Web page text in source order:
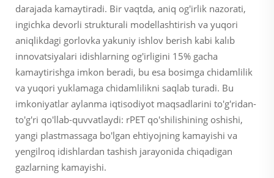
darajada kamaytiradi. Bir vaqtda, aniq og'irlik nazorati,
ingichka devorli strukturali modellashtirish va yuqori
aniqlikdagi gorlovka yakuniy ishlov berish kabi kalıb
innovatsiyalari idishlarning og'irligini 15% gacha
kamaytirishga imkon beradi, bu esa bosimga chidamlilik
va yuqori yuklamaga chidamlilikni saqlab turadi. Bu
imkoniyatlar aylanma iqtisodiyot maqsadlarini to'g'ridan-
to'g'ri qo'llab-quvvatlaydi: rPET qo'shilishining oshishi,
yangi plastmassaga bo'lgan ehtiyojning kamayishi va
yengilroq idishlardan tashish jarayonida chiqadigan
gazlarning kamayishi.